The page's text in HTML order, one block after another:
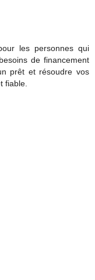
les personnes qui
de financement
prêt et résoudre vos
fiable.